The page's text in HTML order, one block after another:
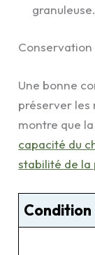
granuleuse.
Conservation
Une bonne
préserver les
montre que
capacité du
stabilité de la
Condition